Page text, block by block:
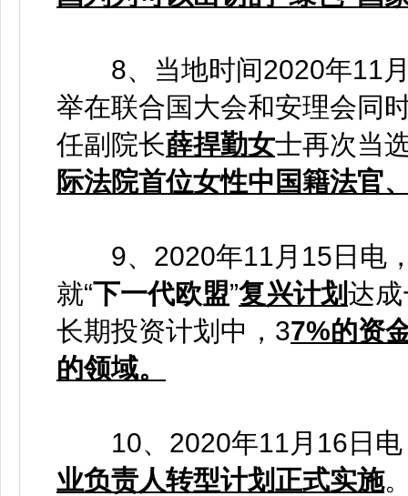
8、当地时间2020年11月
举在联合国大会和安理会同
任副院长薛捍勤女士再次当
际法院首位女性中国籍法官
9、2020年11月15日电，
就“下一代欧盟”复兴计划达
长期投资计划中，37%的资
的领域。
10、2020年11月16日电
业负责人转型计划正式实施